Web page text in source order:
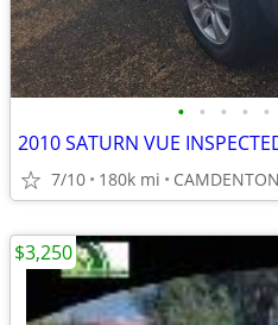
• • • • •
2010 SATURN VUE
7/10 180k mi CAMDENTON
$3,250